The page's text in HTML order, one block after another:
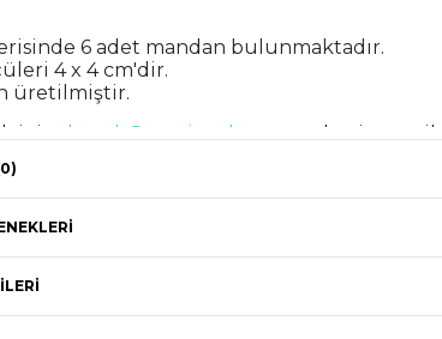
6 adet mandan bulunmaktadır.
4 x 4 cm'dir.
üretilmiştir.
içindestek@partioutlet.comadresine mail